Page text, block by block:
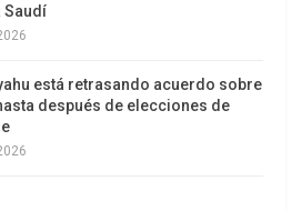
las campaña de Obama
email al medio Talking Points
pone sus esperanzas en los
llenos de falsos ataques,
Saudí
está retrasando acuerdo sobre
después de elecciones de